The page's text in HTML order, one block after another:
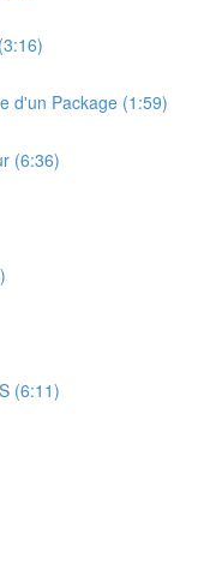
d'un Package (1:59)
(6:36)
(6:11)